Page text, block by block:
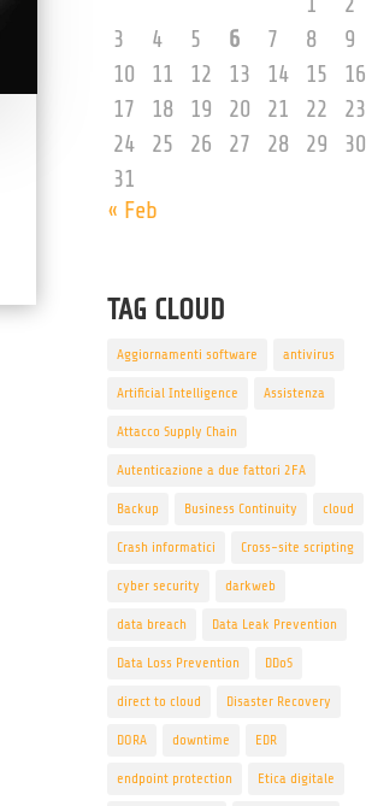
3
4 5 6 7 8
9
10
11 12 13 14 15
16
17
18 19 20 21 22
23
24
25 26 27 28 29
30
31
« Feb
TAG CLOUD
Aggiornamenti software antivirus
Artificial Intelligence Assistenza
Attacco Supply Chain
Autenticazione a due fattori 2FA
Backup Business Continuity cloud
Crash informatici Cross-site scripting
cyber security darkweb
data breach Data Leak Prevention
Data Loss Prevention DDoS
direct to cloud Disaster Recovery
DORA downtime EDR
endpoint protection Etica digitale